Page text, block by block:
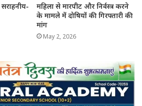
महिला से मारपीट और निर्वस्त्र करने
के मामले में दोषियों की गिरफ्तारी की
मांग
May 2, 2026